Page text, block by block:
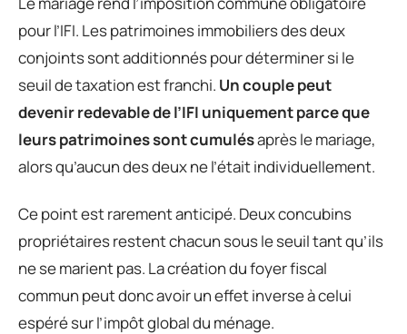
pour l’IFI. Les patrimoines immobiliers des deux
conjoints sont additionnés pour déterminer si le
seuil de taxation est franchi. Un couple peut
devenir redevable de l’IFI uniquement parce que
leurs patrimoines sont cumulésaprès le mariage,
alors qu’aucun des deux ne l’était individuellement.
Ce point est rarement anticipé. Deux concubins
propriétaires restent chacun sous le seuil tant qu’ils
ne se marient pas. La création du foyer fiscal
commun peut donc avoir un effet inverse à celui
espéré sur l’impôt global du ménage.